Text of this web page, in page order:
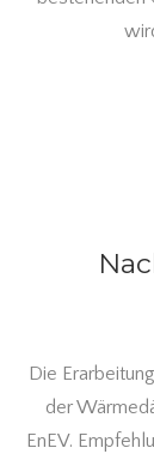
Die
der
EnEV.